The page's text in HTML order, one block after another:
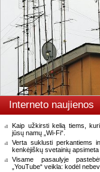
Interneto naujienos
Kaip užkirsti kelią tiems,
jūsų namų „Wi-Fi“.
Verta suklusti perkantiems
kenkėjiškų svetainių apsimeta
Visame pasaulyje
„YouTube“ veikla: kodėl